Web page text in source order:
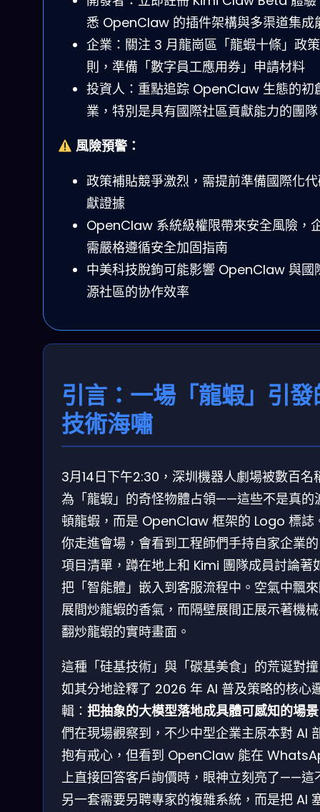
悉 OpenClaw 的插件架構與多渠道集成
企業：關注 3 月龍崗區「龍蝦十條」政
則，準備「數字員工應用券」申請材料
投資人：重點追踪 OpenClaw 生態的初
業，特別是具有國際社區貢獻能力的團隊
風險預警：
政策補貼競爭激烈，需提前準備國際化
獻證據
OpenClaw 系統級權限帶來安全風險，
需嚴格遵循安全加固指南
中美科技脫鉤可能影響 OpenClaw 與國
源社區的协作效率
引言：一場「龍蝦」引發
技術海嘯
3月14日下午2:30，深圳機器人劇場被數百名
為「龍蝦」的奇怪物體占領——這些不是真的
頓龍蝦，而是 OpenClaw 框架的 Logo 標誌
你走進會場，會看到工程師們手持自家企業
項目清單，蹲在地上和 Kimi 團隊成員討論著
把「智能體」嵌入到客服流程中。空氣中飄
展間炒龍蝦的香氣，而隔壁展間正展示著機
翻炒龍蝦的實時畫面。
這種「硅基技術」與「碳基美食」的荒诞對
如其分地詮釋了 2026 年 AI 普及策略的核心
輯： 把抽象的大模型落地成具體可感知的場景
們在現場觀察到，不少中型企業主原本對 AI
抱有戒心，但看到 OpenClaw 能在
上直接回答客戶詢價時，眼神立刻亮了——這
另一套需要另聘專家的複雜系統，而是把 AI